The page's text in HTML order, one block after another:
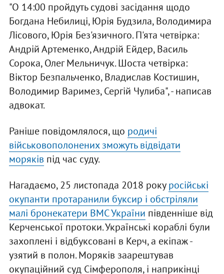
"О 14:00 пройдуть судові засідання щодо
Богдана Небилиці, Юрія Будзила, Володимира
Лісового, Юрія Без'язичного. П'ята четвірка:
Андрій Артеменко, Андрій Ейдер, Василь
Сорока, Олег Мельничук. Шоста четвірка:
Віктор Безпальченко, Владислав Костишин,
Володимир Варимез, Сергій Чулиба", - написав
адвокат.
Раніше повідомлялося, що родичі
військовополонених зможуть відвідати
моряків під час суду.
Нагадаємо, 25 листопада 2018 рокуросійські
окупанти протаранили буксир і обстріляли
малі бронекатери ВМС України південніше від
Керченської протоки. Українські кораблі були
захоплені і відбуксовані в Керч, а екіпаж -
узятий в полон. Моряків заарештував
окупаційний суд Сімферополя, і наприкінці